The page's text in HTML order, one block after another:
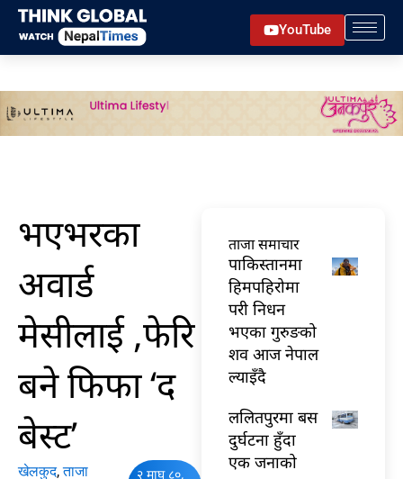
Skip
content
YouTube
भएभरका
अवार्ड
मेसीलाई ,फेरि
बने फिफा ‘द
बेस्ट’
खेलकुद,ताजा
२ माघ ८०,
ताजा समाचार
पाकिस्तानमा
हिमपहिरोमा
परी निधन
भएका गुरुङको
शव आज नेपाल
ल्याइँदै
ललितपुरमा बस
दुर्घटना हुँदा
एक जनाको